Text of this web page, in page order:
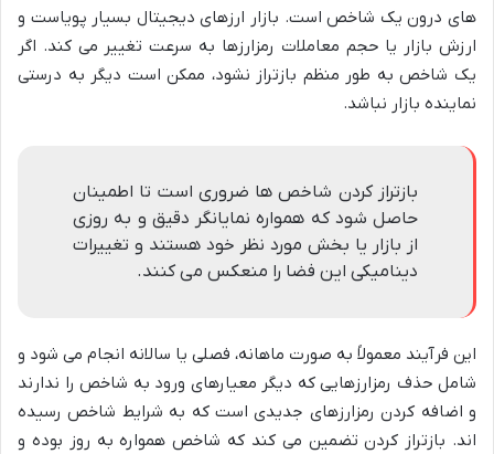
های درون یک شاخص است. بازار ارزهای دیجیتال بسیار پویاست و
ارزش بازار یا حجم معاملات رمزارزها به سرعت تغییر می کند. اگر
یک شاخص به طور منظم بازتراز نشود، ممکن است دیگر به درستی
نماینده بازار نباشد.
بازتراز کردن شاخص ها ضروری است تا اطمینان
حاصل شود که همواره نمایانگر دقیق و به روزی
از بازار یا بخش مورد نظر خود هستند و تغییرات
دینامیکی این فضا را منعکس می کنند.
این فرآیند معمولاً به صورت ماهانه، فصلی یا سالانه انجام می شود و
شامل حذف رمزارزهایی که دیگر معیارهای ورود به شاخص را ندارند
و اضافه کردن رمزارزهای جدیدی است که به شرایط شاخص رسیده
اند. بازتراز کردن تضمین می کند که شاخص همواره به روز بوده و